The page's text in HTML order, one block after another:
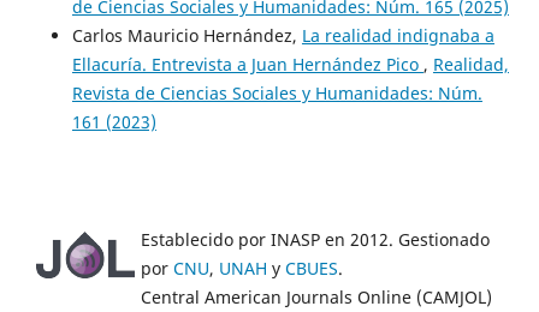
de Ciencias Sociales y Humanidades: Núm. 165 (2025)
Carlos Mauricio Hernández, La realidad indignaba a
Ellacuría. Entrevista a Juan Hernández Pico , Realidad,
Revista de Ciencias Sociales y Humanidades: Núm.
161 (2023)
Establecido por INASP en 2012. Gestionado
por CNU, UNAH y CBUES.
Central American Journals Online (CAMJOL)